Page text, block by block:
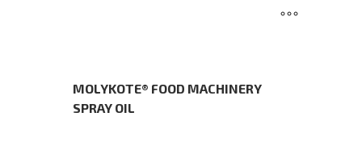
MOLYKOTE® FOOD MACHINERY
SPRAY OIL